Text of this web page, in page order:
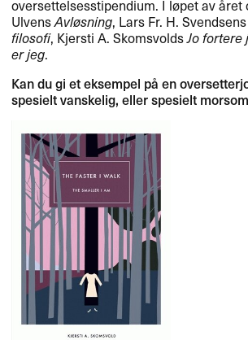
oversettelsesstipendium. I løpet av året
UlvensAvløsning, Lars Fr. H. Svendsens
filosofi, Kjersti A. SkomsvoldsJo fortere
er jeg.
Kan du gi et eksempel på en
spesielt vanskelig, eller spesielt